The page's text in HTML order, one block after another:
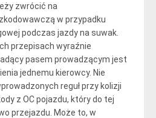
zwrócić na
w przypadku
podczas jazdy na suwak.
przepisach wyraźnie
pasem prowadzącym jest
jednemu kierowcy. Nie
reguł przy kolizji
z OC pojazdu, który do tej
przejazdu. Może to, w